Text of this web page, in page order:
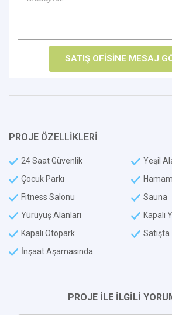
PROJE ÖZELLİKLERİ
24 Saat Güvenlik
Yeşil
Çocuk Parkı
Hamam
Fitness Salonu
Sauna
Yürüyüş Alanları
Kapalı
Kapalı Otopark
Satışta
İnşaat Aşamasında
PROJE İLE İLGİLİ